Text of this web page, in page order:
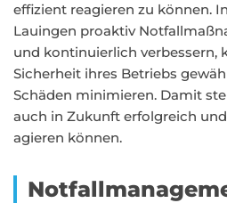
effizient reagieren zu können.
Lauingen proaktiv
und kontinuierlich verbessern,
Sicherheit ihres Betriebs
Schäden minimieren. Damit
auch in Zukunft erfolgreich
agieren können.